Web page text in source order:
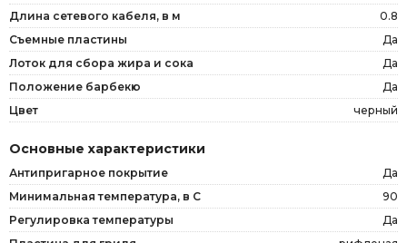
Длина сетевого кабеля, в м
0.8
Съемные пластины
Да
Лоток для сбора жира и сока
Да
Положение барбекю
Да
Цвет
черный
Основные характеристики
Антипригарное покрытие
Да
Минимальная температура, в С
90
Регулировка температуры
Да